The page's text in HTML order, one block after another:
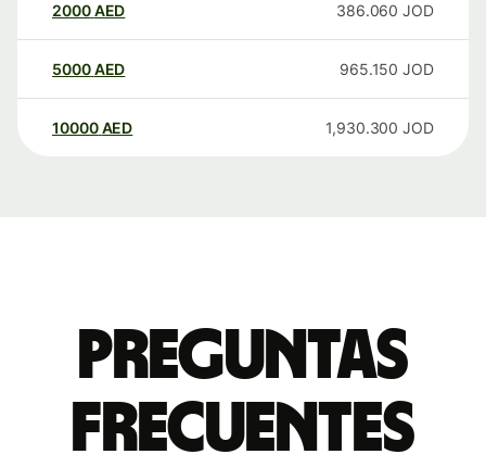
2000AED 386.060 JOD
5000AED 965.150 JOD
10000 AED 1,930.300 JOD
Preguntas
frecuentes